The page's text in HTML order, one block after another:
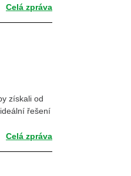
Celá zpráva
získali od
řešení
Celá zpráva